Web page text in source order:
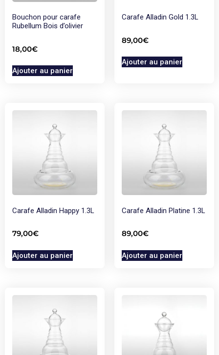
Bouchon pour carafe
Rubellum Bois d’olivier
18,00€
Ajouter au panier
Carafe Alladin Gold 1.3L
89,00€
Ajouter au panier
Carafe Alladin Happy 1.3L
79,00€
Ajouter au panier
Carafe Alladin Platine 1.3L
89,00€
Ajouter au panier